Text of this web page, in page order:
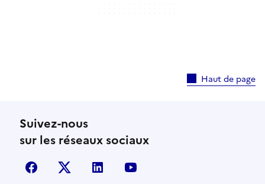
Haut de page
Suivez-nous
sur les réseaux sociaux
facebook X (anciennement Twitter)
linkedin